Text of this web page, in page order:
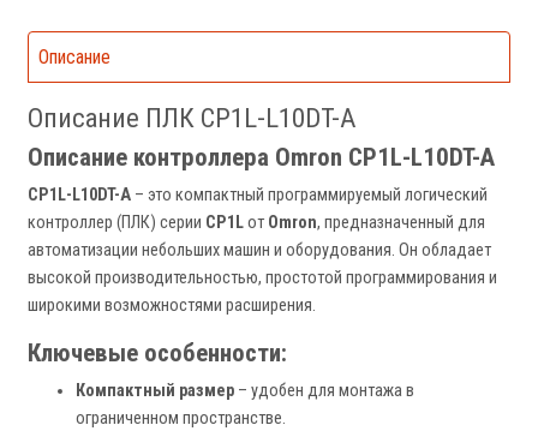
Описание
Описание ПЛК CP1L-L10DT-A
Описание контроллера Omron CP1L-L10DT-A
CP1L-L10DT-A – это компактный программируемый логический
контроллер (ПЛК) серии CP1Lот Omron, предназначенный для
автоматизации небольших машин и оборудования. Он обладает
высокой производительностью, простотой программирования и
широкими возможностями расширения.
Ключевые особенности:
Компактный размер – удобен для монтажа в
ограниченном пространстве.